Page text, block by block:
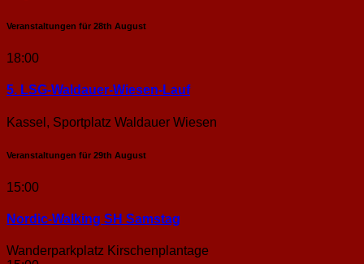
Veranstaltungen für 28th August
18:00
5. LSG-Waldauer-Wiesen-Lauf
Kassel, Sportplatz Waldauer Wiesen
Veranstaltungen für 29th August
15:00
Nordic-Walking SH Samstag
Wanderparkplatz Kirschenplantage